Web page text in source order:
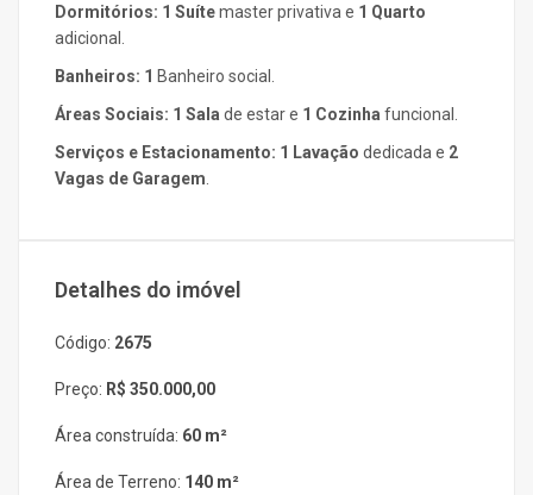
Dormitórios: 1 Suítemaster privativa e 1 Quarto
adicional.
Banheiros: 1 Banheiro social.
Áreas Sociais: 1 Sala de estar e 1 Cozinha funcional.
Serviços e Estacionamento: 1 Lavação dedicada e 2
Vagas de Garagem
Detalhes do imóvel
Código: 2675
Preço: R$ 350.000,00
Área construída: 60 m²
Área de Terreno: 140 m²